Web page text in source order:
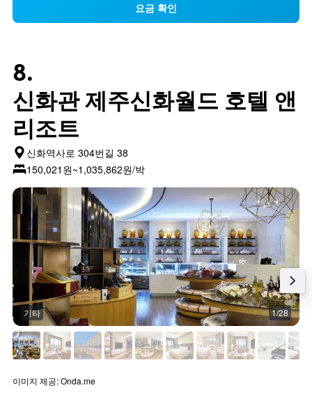
요금 확인
8.
신화관 제주신화월드 호텔 앤
리조트
신화역사로 304번길 38
150,021원~1,035,862원/박
기타 1/28
이미지 제공: Onda.me